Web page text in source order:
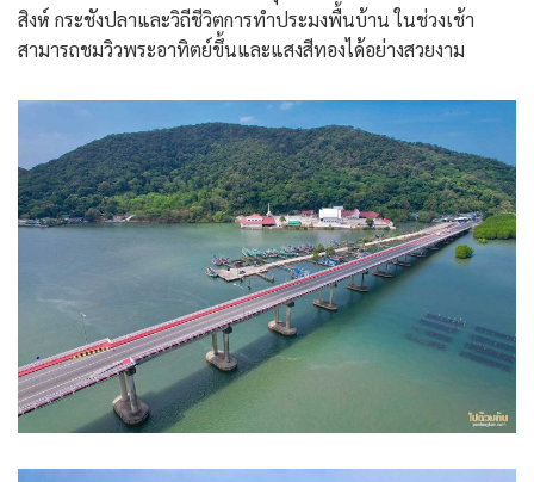
สิงห์ กระชังปลาและวิถีชีวิตการทำประมงพื้นบ้าน ในช่วงเช้า
สามารถชมวิวพระอาทิตย์ขึ้นและแสงสีทองได้อย่างสวยงาม